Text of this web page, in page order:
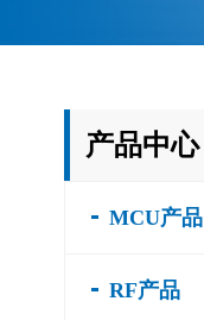
产品中心
MCU产品
RF产品